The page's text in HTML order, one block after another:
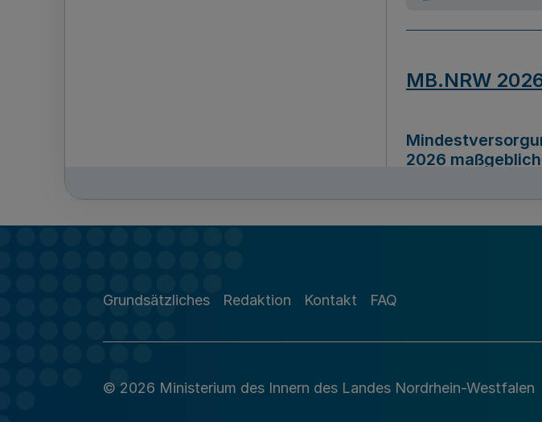
MB.NRW
2026
Richtlinie zur
Grundsätzliches Redaktion Kontakt FAQ
© 2026 Ministerium des Innern des Landes Nordrhein-Westfalen